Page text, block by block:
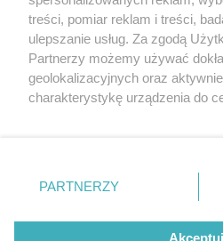
Pasieka
Kaletach
Nie zapomnij
zapoznać się z:
polityką prywatności
Twojemiasto
Piekary Śląskie
Chorzów
Tarnowskie Góry
Gliwice
treści, pomiar reklam i treści,
ulepszanie usług. Za zgodą
Partnerzy możemy używać
geolokalizacyjnych oraz
charakterystykę urządzenia do
zmienić/wycofać klikając
znajdujący się w lewym dolnym
rodzaje przetwarzania danych
użytkownika, ale masz prawo
PARTNERZY